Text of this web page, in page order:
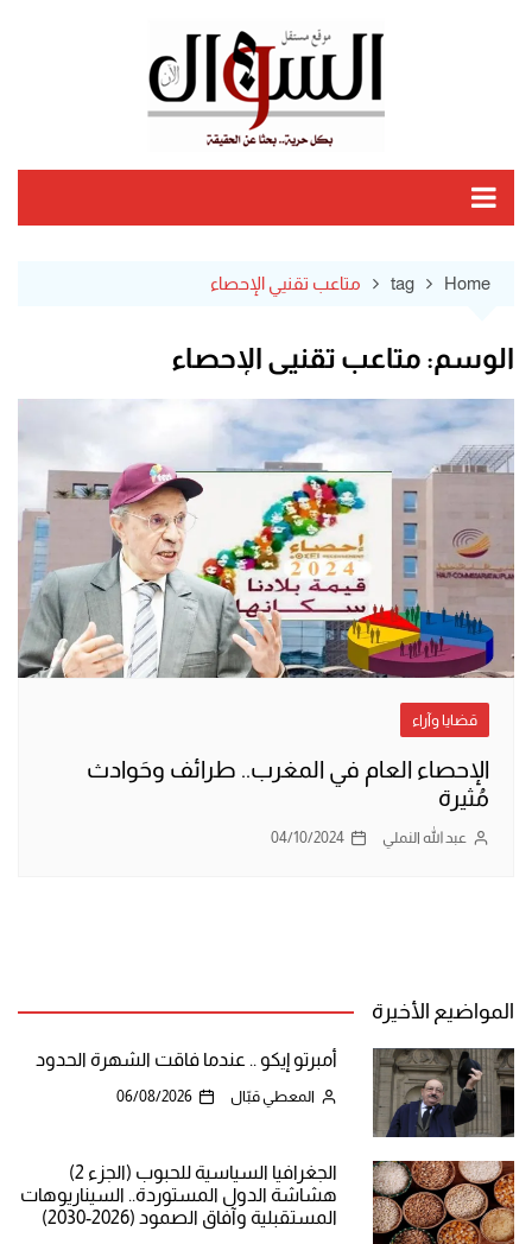
Home
tag متاعب تقنيي الإحصاء
الوسم: متاعب تقنيي الإحصاء
قضايا وآراء
الإحصاء العام في المغرب.. طرائف وحَوادث
مُثيرة
عبد الله النملي 04/10/2024
المواضيع الأخيرة
أمبرتو إيكو .. عندما فاقت الشهرة الحدود
المعطي قبّال 06/08/2026
الجغرافيا السياسية للحبوب (الجزء 2)
هشاشة الدول المستوردة.. السيناريوهات
المستقبلية وآفاق الصمود (2026-2030)